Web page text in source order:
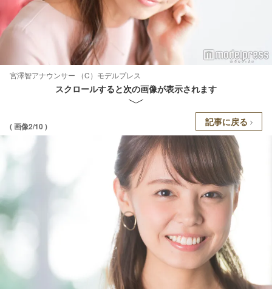
宮澤智アナウンサー （C）モデルプレス
スクロールすると次の画像が表示されます
( 画像2/10 ) 記事に戻る